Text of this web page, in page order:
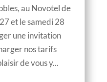
au Novotel de
et le samedi 28
une invitation
nos tarifs
de vous y...